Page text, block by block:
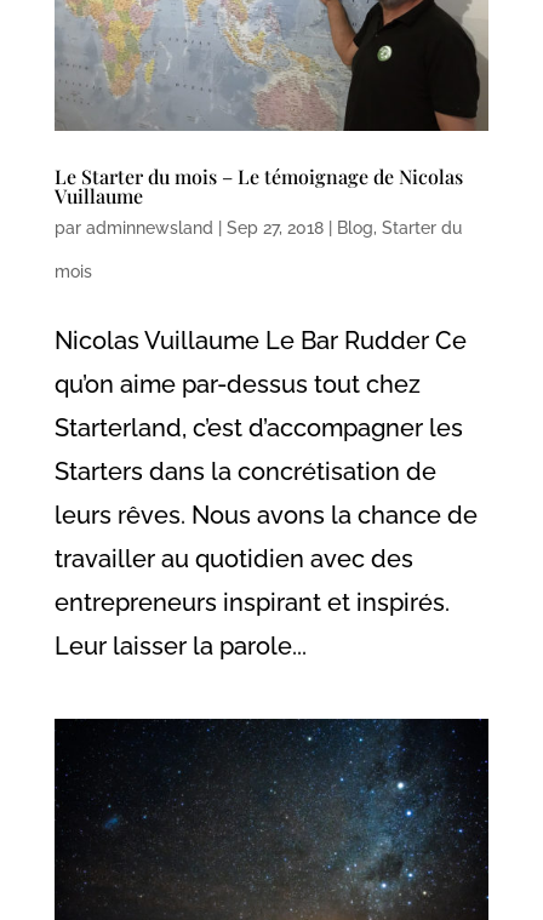
Le Starter du mois – Le témoignage de Nicolas
Vuillaume
par adminnewsland Sep 27, 2018| Blog, Starter du
mois
Nicolas Vuillaume Le Bar Rudder Ce
qu’on aime par-dessus tout chez
Starterland, c’est d’accompagner les
Starters dans la concrétisation de
leurs rêves. Nous avons la chance de
travailler au quotidien avec des
entrepreneurs inspirant et inspirés.
Leur laisser la parole...